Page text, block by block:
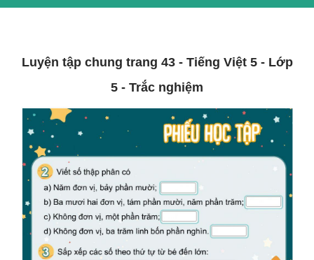
Luyện tập chung trang 43 - Tiếng Việt 5 - Lớp
5 - Trắc nghiệm